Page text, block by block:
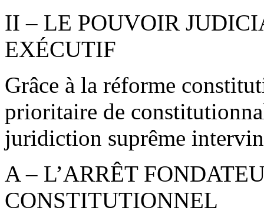
II – LE POUVOIR
EXÉCUTIF
Grâce à la réforme
prioritaire de
juridiction suprême
A – L’ARRÊT
CONSTITUTIONNEL